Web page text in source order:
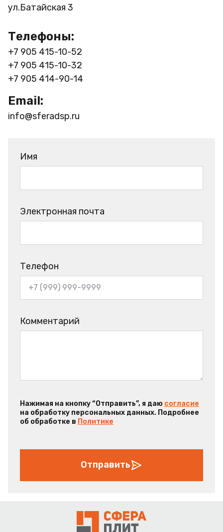
ул.Батайская 3
Телефоны:
+7 905 415-10-52
+7 905 415-10-32
+7 905 414-90-14
Email:
info@sferadsp.ru
Имя
Электронная почта
Телефон
Комментарий
Нажимая на кнопку “Отправить”, я даю согласие
на обработку персональных данных. Подробнее
об обработке в Политике
Отправить